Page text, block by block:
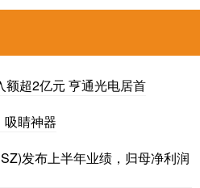
额超2亿元 亨通光电居首
吸睛神器
发布上半年业绩，归母净利润